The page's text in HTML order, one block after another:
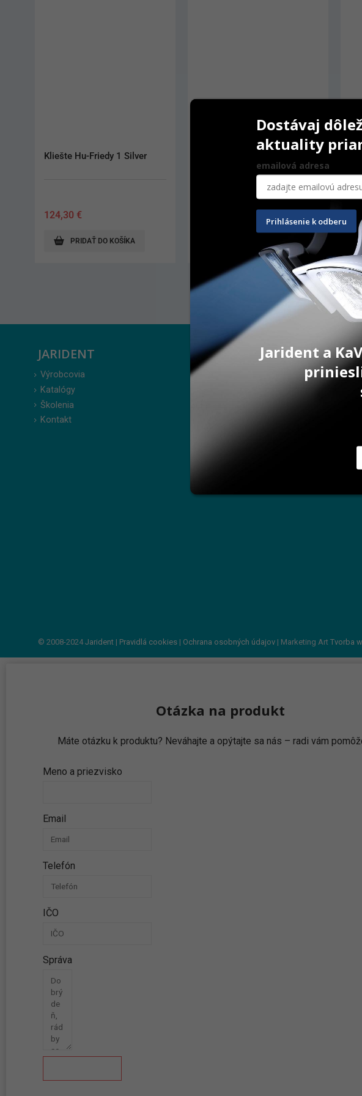
Kliešte Hu-Friedy 1 Silver
124,30 €
PRIDAŤ DO KOŠÍKA
rúčka Satin Steel č. 6
PRIDAŤ DO KOŠÍKA
JARIDENT
Výrobcovia
Katalógy
Školenia
Kontakt
ZÁKAZNÍCKA ZÓNA
Prihlásenie / Registrácia
© 2008-2024Jarident | Pravidlá cookies | Ochrana osobných údajov | Marketing Art Tvorba
Otázka na produkt
Máte otázku k produktu? Neváhajte a opýtajte sa nás – radi vám
Meno a priezvisko
Email
Telefón
IČO
Správa
Dostávaj
aktuality
emailová adresa
Prihlásenie k odberu
Jarident a